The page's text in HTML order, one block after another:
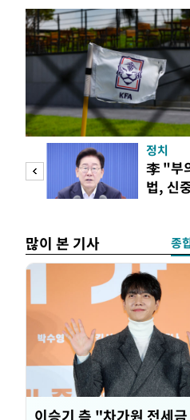
정치
李 "부
법, 신
많이 본 기사 종
이승기 측 "차가원 전세